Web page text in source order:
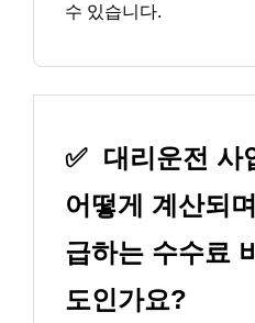
수 있습니다.
✅ 대리운전 사
어떻게 계산되
급하는 수수료
도인가요?